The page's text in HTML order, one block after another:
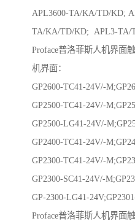
APL3600-TA/KA/TD/KD;
TA/KA/TD/KD; APL3-TA/
Proface普洛菲斯人机界面
机界面：
GP2600-TC41-24V/-
GP2500-TC41-24V/-
GP2500-LG41-24V/-
GP2400-TC41-24V/-
GP2300-TC41-24V/-
GP2300-SC41-24V/-
GP-2300-LG41-
Proface普洛菲斯人机界面